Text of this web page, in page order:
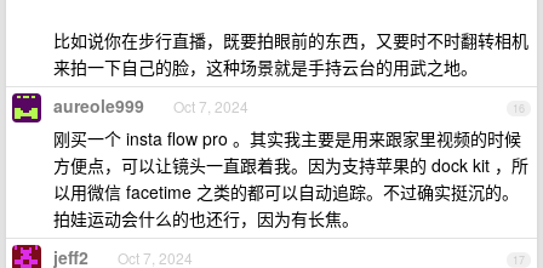
比如说你在步行直播，既要拍眼前的东西，又要时不时翻转相机
来拍一下自己的脸，这种场景就是手持云台的用武之地。
16
aureole999 Oct 7, 2024
刚买一个 insta flow pro 。其实我主要是用来跟家里视频的时候
方便点，可以让镜头一直跟着我。因为支持苹果的 dock kit ，所
以用微信 facetime 之类的都可以自动追踪。不过确实挺沉的。
拍娃运动会什么的也还行，因为有长焦。
17
jeff2 Oct 7, 2024